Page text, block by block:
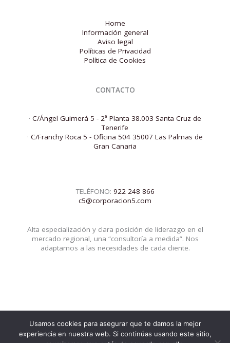
Home
Información general
Aviso legal
Políticas de Privacidad
Política de Cookies
CONTACTO
· C/Ángel Guimerá 5 - 2ª Planta 38.003 Santa Cruz de
Tenerife
· C/Franchy Roca 5 - Oficina 504 35007 Las Palmas de
Gran Canaria
TELÉFONO: 922 248 866
c5@corporacion5.com
Alta especialización y clara posición de liderazgo en el
mercado regional, una “consultoría a medida”. Nos
adaptamos a las necesidades de cada cliente.
© 2026 Corporacion5 | Powered by Corporacion5
Usamos cookies para asegurar que te damos la mejor
experiencia en nuestra web. Si continúas usando este sitio,